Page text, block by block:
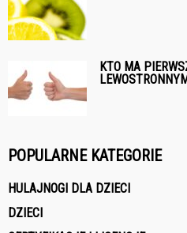
KTO MA
POPULARNE KATEGORIE
HULAJNOGI DLA DZIECI
DZIECI